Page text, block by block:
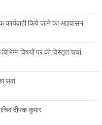
कार्यवाही किये जाने का आश्वासन
विषयों पर की विस्तृत चर्चा
संवा
दीपक कुमार